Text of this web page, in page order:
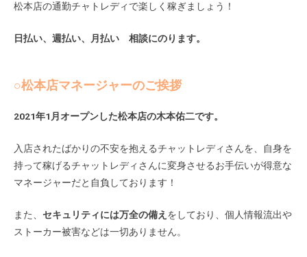
松本店の通勤チャトレディで楽しく稼ぎましょう！
日払い、週払い、月払い 相談にのります。
○松本店マネージャーのご挨拶
2021年1月オープンした松本店の木本佑二です。
入店されたばかりの不安を抱えるチャットレディさんを、自身を
持って稼げるチャットレディさんに変身させるお手伝いが得意な
マネージャーだと自負しております！
また、 セキュリティには万全の備え をしており、個人情報流出や
ストーカー被害などは一切ありません。